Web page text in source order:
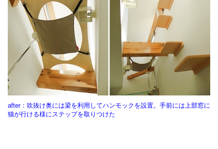
after：吹抜け奥には梁を利用してハンモックを設置。手前には上部窓に
猫が行ける様にステップを取りつけた